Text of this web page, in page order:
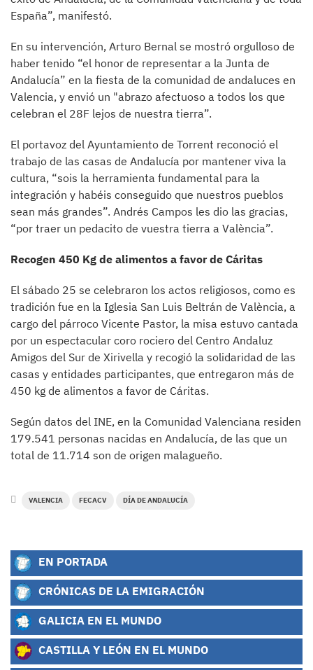
España”, manifestó.
En su intervención, Arturo Bernal se mostró orgulloso de
haber tenido “el honor de representar a la Junta de
Andalucía” en la fiesta de la comunidad de andaluces en
Valencia, y envió un "abrazo afectuoso a todos los que
celebran el 28F lejos de nuestra tierra”.
El portavoz del Ayuntamiento de Torrent reconoció el
trabajo de las casas de Andalucía por mantener viva la
cultura, “sois la herramienta fundamental para la
integración y habéis conseguido que nuestros pueblos
sean más grandes”. Andrés Campos les dio las gracias,
“por traer un pedacito de vuestra tierra a València”.
Recogen 450 Kg de alimentos a favor de Cáritas
El sábado 25 se celebraron los actos religiosos, como es
tradición fue en la Iglesia San Luis Beltrán de València, a
cargo del párroco Vicente Pastor, la misa estuvo cantada
por un espectacular coro rociero del Centro Andaluz
Amigos del Sur de Xirivella y recogió la solidaridad de las
casas y entidades participantes, que entregaron más de
450 kg de alimentos a favor de Cáritas.
Según datos del INE, en la Comunidad Valenciana residen
179.541 personas nacidas en Andalucía, de las que un
total de 11.714 son de origen malagueño.
VALENCIA FECACV DÍA DE ANDALUCÍA
EN PORTADA
CRÓNICAS DE LA EMIGRACIÓN
GALICIA EN EL MUNDO
CASTILLA Y LEÓN EN EL MUNDO